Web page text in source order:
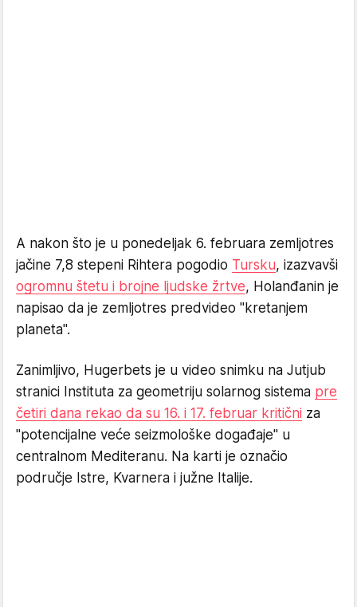
A nakon što je u ponedeljak 6. februara zemljotres
jačine 7,8 stepeni Rihtera pogodio Tursku, izazvavši
ogromnu štetu i brojne ljudske žrtve, Holanđanin je
napisao da je zemljotres predvideo "kretanjem
planeta".
Zanimljivo, Hugerbets je u video snimku na Jutjub
stranici Instituta za geometriju solarnog sistema pre
četiri dana rekao da su 16. i 17. februar kritični za
"potencijalne veće seizmološke događaje" u
centralnom Mediteranu. Na karti je označio
područje Istre, Kvarnera i južne Italije.